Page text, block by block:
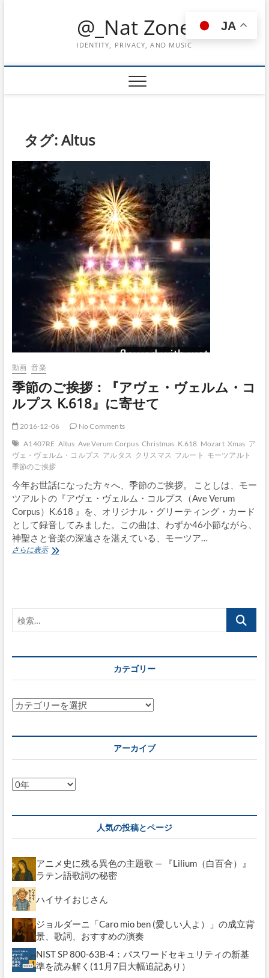
@_Nat Zone
IDENTITY, PRIVACY, AND MUSIC
タグ:Altus
動画 音楽
季節のご挨拶：『アヴェ・ヴェルム・コ
ルプス K.618』に寄せて
2016-12-06
No Comments
A1407RE Altus Ave Verum Corpus Christmas K.618 Mozart Xmas ア
ヴェ・ヴェルム・コルプス アルタス クリスマス フルート モーツアルト
季節のご挨拶
今年お世話になった方々へ、季節のご挨拶。 ことしは、モー
ツアルトの『アヴェ・ヴェルム・コルプス（Ave Verum
Corpus）K.618 』を、オリジナル・グリーティング・カード
として録音してみました。この曲は、わずか46小節ながら、
神聖さと音楽の深遠さを湛えている、モーツア…
さらに表示季
ェ
ム・
ル
プ
て
索…
カテゴリー
カ
ー
アーカイブ
ア
ブ
人気の投稿とページ
アニメ史に残る異色の主題歌 — 『Lilium（白百合）』
ラテン語歌詞の秘密
ハイサイおじさん
ジョルダーニ「Caro mio ben (愛しい人よ）」の成立背
景、歌詞、おすすめの演奏
NIST SP 800-63B-4：パスワードセキュリティの新基
準を読み解く(11月7日大幅追記あり）
JA